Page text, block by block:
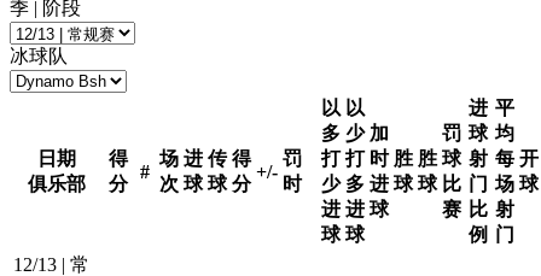
季 | 阶段
冰球队
日期
俱乐部
得
分
#
场
次
进
球
传
球
得
分
+/-
罚
时
以
多
打
少
进
球
以
少
打
多
进
球
加
时
进
球
胜
球
胜
球
罚
球
比
赛
进
球
射
门
比
例
平
均
每
场
射
门
开
球
12/13 | 常